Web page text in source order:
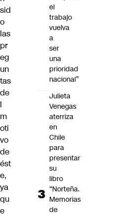
sid
o
las
pr
eg
un
tas
de
l
m
oti
vo
de
ést
e,
ya
qu
e
el
trabajo
vuelva
a
ser
una
prioridad
nacional”
Julieta
Venegas
aterriza
en
Chile
para
presentar
su
libro
“Norteña.
Memorias
de